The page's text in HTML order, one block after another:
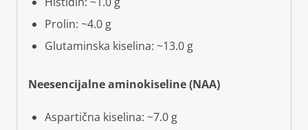
Prolin: ~4.0 g
Glutaminska kiselina: ~13.0 g
Neesencijalne aminokiseline (NAA)
Aspartična kiselina: ~7.0 g